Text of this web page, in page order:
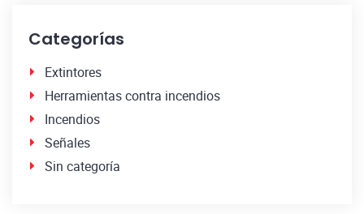
Categorías
Extintores
Herramientas contra incendios
Incendios
Señales
Sin categoría